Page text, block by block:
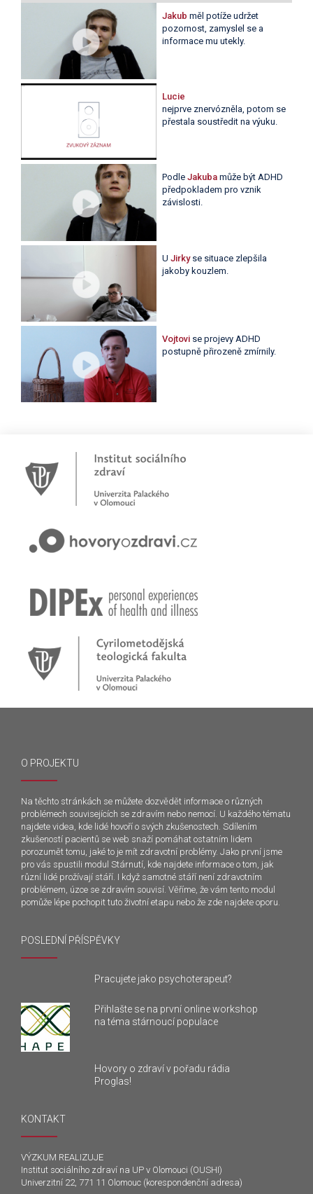
Jakub měl potíže udržet
pozornost, zamyslel se a
informace mu utekly.
Lucie
nejprve znervózněla, potom se
přestala soustředit na výuku.
Podle Jakuba může být ADHD
předpokladem pro vznik
závislosti.
U Jirky se situace zlepšila
jakoby kouzlem.
Vojtovi se projevy ADHD
postupně přirozeně zmírnily.
O PROJEKTU
Na těchto stránkách se můžete dozvědět informace o různých
problémech souvisejících se zdravím nebo nemocí. U každého tématu
najdete videa, kde lidé hovoří o svých zkušenostech. Sdílením
zkušeností pacientů se web snaží pomáhat ostatním lidem
porozumět tomu, jaké to je mít zdravotní problémy. Jako první jsme
pro vás spustili modul Stárnutí, kde najdete informace o tom, jak
různí lidé prožívají stáří. I když samotné stáří není zdravotním
problémem, úzce se zdravím souvisí. Věříme, že vám tento modul
pomůže lépe pochopit tuto životní etapu nebo že zde najdete oporu.
POSLEDNÍ PŘÍSPĚVKY
Pracujete jako psychoterapeut?
Přihlašte se na první online workshop
na téma stárnoucí populace
Hovory o zdraví v pořadu rádia
Proglas!
KONTAKT
VÝZKUM REALIZUJE
Institut sociálního zdraví na UP v Olomouci (OUSHI)
Univerzitní 22, 771 11 Olomouc (korespondenční adresa)